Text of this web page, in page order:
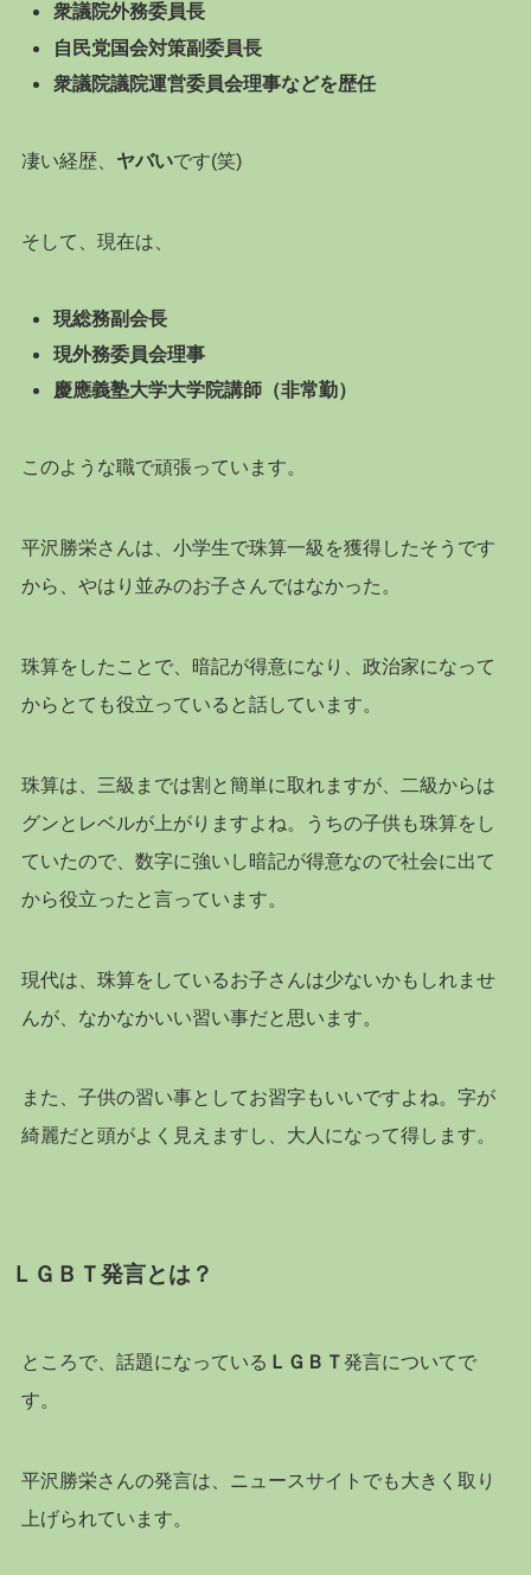
衆議院外務委員長
自民党国会対策副委員長
衆議院議院運営委員会理事などを歴任
凄い経歴、 ヤバいです(笑)
そして、現在は、
現総務副会長
現外務委員会理事
慶應義塾大学大学院講師（非常勤）
このような職で頑張っています。
平沢勝栄さんは、小学生で珠算一級を獲得したそうです
から、やはり並みのお子さんではなかった。
珠算をしたことで、暗記が得意になり、政治家になって
からとても役立っていると話しています。
珠算は、三級までは割と簡単に取れますが、二級からは
グンとレベルが上がりますよね。うちの子供も珠算をし
ていたので、数字に強いし暗記が得意なので社会に出て
から役立ったと言っています。
現代は、珠算をしているお子さんは少ないかもしれませ
んが、なかなかいい習い事だと思います。
また、子供の習い事としてお習字もいいですよね。字が
綺麗だと頭がよく見えますし、大人になって得します。
ＬＧＢＴ発言とは？
ところで、話題になっている ＬＧＢＴ発言についてで
す。
平沢勝栄さんの発言は、ニュースサイトでも大きく取り
上げられています。